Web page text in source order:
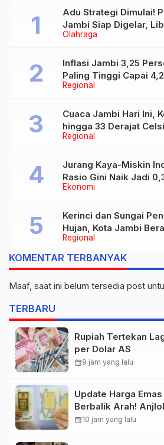
Olahraga
Adu Strategi Dimulai!
Jambi Siap Digelar,
Regional
Inflasi Jambi 3,25
Paling Tinggi Capai
Regional
Cuaca Jambi Hari Ini,
hingga 33 Derajat
Ekonomi
Jurang Kaya-Miskin
Rasio Gini Naik Jadi
2026
Regional
Kerinci dan Sungai
Hujan, Kota Jambi
KOMENTAR TERBANYAK
Maaf, saat ini belum tersedia post
TERBARU
Rupiah Tertekan
per Dolar AS
calendar_month9 jam yang lalu
Update Harga
Berbalik Arah!
calendar_month10 jam yang lalu